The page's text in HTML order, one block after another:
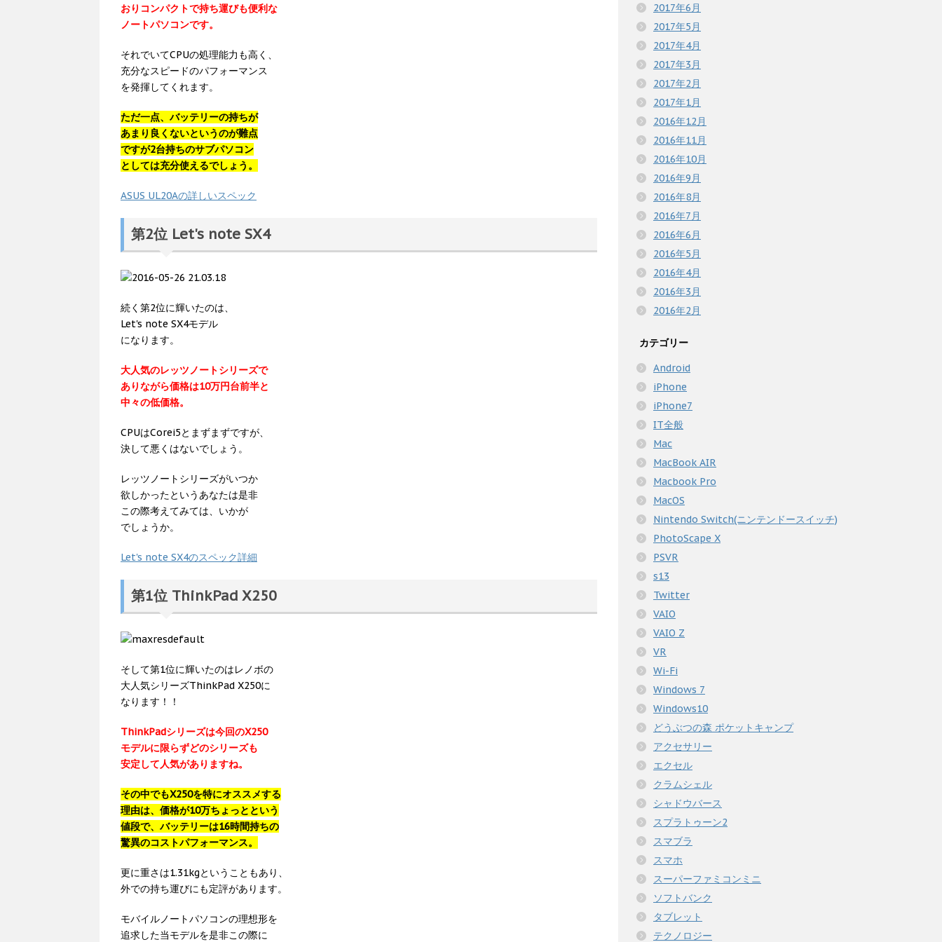
おりコンパクトで持ち運びも便利な
ノートパソコンです。
それでいてCPUの処理能力も高く、
充分なスピードのパフォーマンス
を発揮してくれます。
ただ一点、バッテリーの持ちが
あまり良くないというのが難点
ですが2台持ちのサブパソコン
としては充分使えるでしょう。
ASUS UL20Aの詳しいスペック
第2位 Let's note SX4
続く第2位に輝いたのは、
Let's note SX4モデル
になります。
大人気のレッツノートシリーズで
ありながら価格は10万円台前半と
中々の低価格。
CPUはCorei5とまずまずですが、
決して悪くはないでしょう。
レッツノートシリーズがいつか
欲しかったというあなたは是非
この際考えてみては、いかが
でしょうか。
Let's note SX4のスペック詳細
第1位 ThinkPad X250
そして第1位に輝いたのはレノボの
大人気シリーズThinkPad X250に
なります！！
ThinkPadシリーズは今回のX250
モデルに限らずどのシリーズも
安定して人気がありますね。
その中でもX250を特にオススメする
理由は、価格が10万ちょっとという
値段で、バッテリーは16時間持ちの
驚異のコストパフォーマンス。
更に重さは1.31kgということもあり、
外での持ち運びにも定評があります。
モバイルノートパソコンの理想形を
追求した当モデルを是非この際に
2017年6月
2017年5月
2017年4月
2017年3月
2017年2月
2017年1月
2016年12月
2016年11月
2016年10月
2016年9月
2016年8月
2016年7月
2016年6月
2016年5月
2016年4月
2016年3月
2016年2月
カテゴリー
Android
iPhone
iPhone7
IT全般
Mac
MacBook AIR
Macbook Pro
MacOS
Nintendo Switch(ニンテンドースイッチ)
PhotoScape X
PSVR
s13
Twitter
VAIO
VAIO Z
VR
Wi-Fi
Windows 7
Windows10
どうぶつの森 ポケットキャンプ
アクセサリー
エクセル
クラムシェル
シャドウバース
スプラトゥーン2
スマブラ
スマホ
スーパーファミコンミニ
ソフトバンク
タブレット
テクノロジー